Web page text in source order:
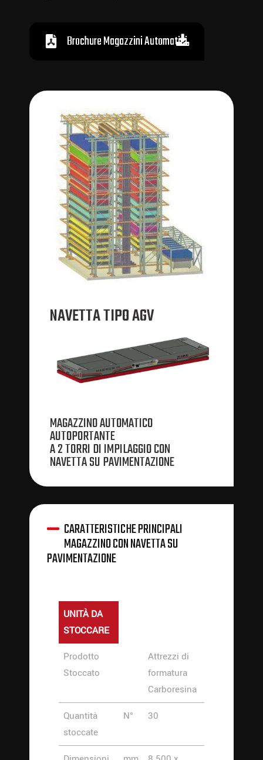
Brochure Magazzini Automatici
NAVETTA TIPO AGV
MAGAZZINO AUTOMATICO
AUTOPORTANTE
A 2 TORRI DI IMPILAGGIO CON
NAVETTA SU PAVIMENTAZIONE
CARATTERISTICHE PRINCIPALI
MAGAZZINO CON NAVETTA SU
PAVIMENTAZIONE
UNITÀ DA
STOCCARE
Prodotto
Stoccato
Attrezzi di
formatura
Carboresina
Quantità
stoccate
N° 30